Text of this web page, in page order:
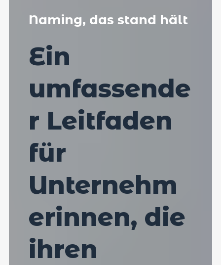
Naming, das stand hält
Ein
umfassende
r Leitfaden
für
Unternehm
erinnen, die
ihren